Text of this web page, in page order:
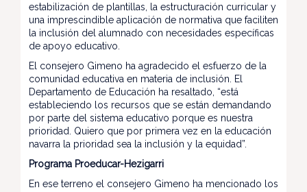
estabilización de plantillas, la estructuración curricular y
una imprescindible aplicación de normativa que faciliten
la inclusión del alumnado con necesidades específicas
de apoyo educativo.
El consejero Gimeno ha agradecido el esfuerzo de la
comunidad educativa en materia de inclusión. El
Departamento de Educación ha resaltado, “está
estableciendo los recursos que se están demandando
por parte del sistema educativo porque es nuestra
prioridad. Quiero que por primera vez en la educación
navarra la prioridad sea la inclusión y la equidad”.
Programa Proeducar-Hezigarri
En ese terreno el consejero Gimeno ha mencionado los